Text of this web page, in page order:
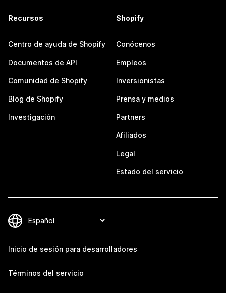
Recursos
Centro de ayuda de Shopify
Documentos de API
Comunidad de Shopify
Blog de Shopify
Investigación
Shopify
Conócenos
Empleos
Inversionistas
Prensa y medios
Partners
Afiliados
Legal
Estado del servicio
Inicio de sesión para desarrolladores
Términos del servicio